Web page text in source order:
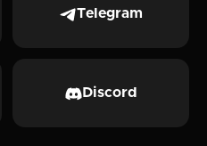
Telegram
Discord